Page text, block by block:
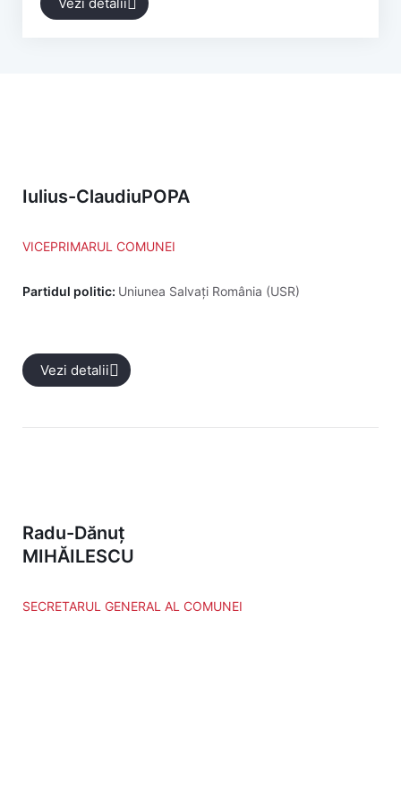
Iulius-ClaudiuPOPA
VICEPRIMARUL COMUNEI
Partidul politic: Uniunea Salvați România (USR)
Vezi detalii
Radu-Dănuț
MIHĂILESCU
SECRETARUL GENERAL AL COMUNEI